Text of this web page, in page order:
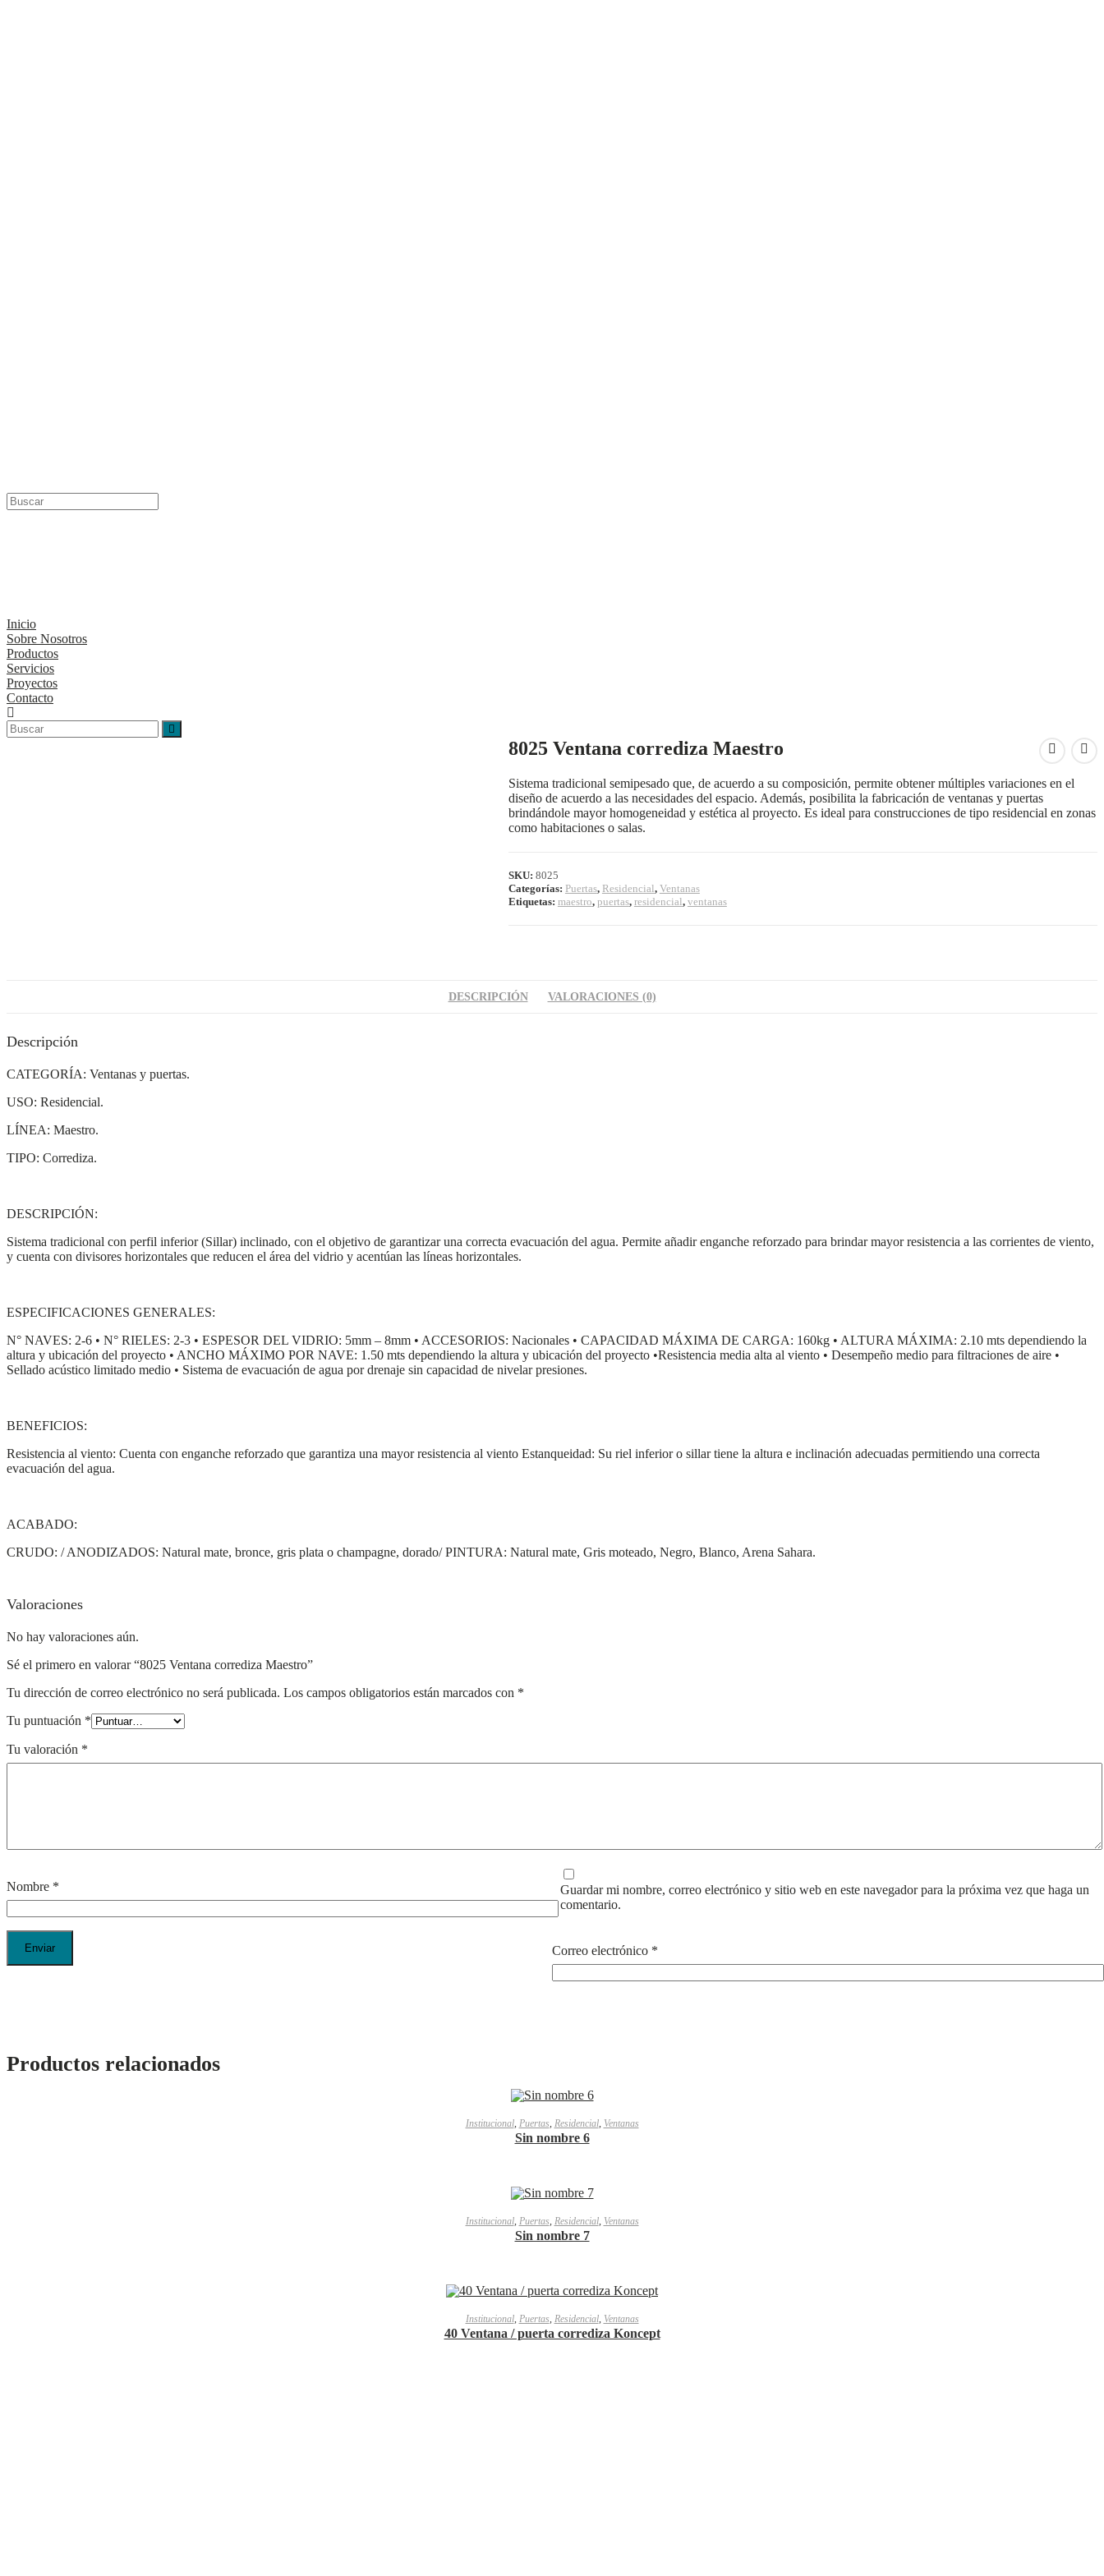
Inicio
Sobre Nosotros
Productos
Servicios
Proyectos
Contacto
8025 Ventana corrediza Maestro
Sistema tradicional semipesado que, de acuerdo a su composición, permite obtener múltiples variaciones en el
diseño de acuerdo a las necesidades del espacio. Además, posibilita la fabricación de ventanas y puertas
brindándole mayor homogeneidad y estética al proyecto. Es ideal para construcciones de tipo residencial en zonas
como habitaciones o salas.
SKU: 8025
Categorías: Puertas, Residencial, Ventanas
Etiquetas: maestro, puertas, residencial, ventanas
DESCRIPCIÓN VALORACIONES (0)
Descripción
CATEGORÍA: Ventanas y puertas.
USO: Residencial.
LÍNEA: Maestro.
TIPO: Corrediza.
DESCRIPCIÓN:
Sistema tradicional con perfil inferior (Sillar) inclinado, con el objetivo de garantizar una correcta evacuación del agua. Permite añadir enganche reforzado para brindar mayor resistencia a las corrientes de viento,
y cuenta con divisores horizontales que reducen el área del vidrio y acentúan las líneas horizontales.
ESPECIFICACIONES GENERALES:
N° NAVES: 2-6 • N° RIELES: 2-3 • ESPESOR DEL VIDRIO: 5mm – 8mm • ACCESORIOS: Nacionales • CAPACIDAD MÁXIMA DE CARGA: 160kg • ALTURA MÁXIMA: 2.10 mts dependiendo la
altura y ubicación del proyecto • ANCHO MÁXIMO POR NAVE: 1.50 mts dependiendo la altura y ubicación del proyecto •Resistencia media alta al viento • Desempeño medio para filtraciones de aire •
Sellado acústico limitado medio • Sistema de evacuación de agua por drenaje sin capacidad de nivelar presiones.
BENEFICIOS:
Resistencia al viento: Cuenta con enganche reforzado que garantiza una mayor resistencia al viento Estanqueidad: Su riel inferior o sillar tiene la altura e inclinación adecuadas permitiendo una correcta
evacuación del agua.
ACABADO:
CRUDO: / ANODIZADOS: Natural mate, bronce, gris plata o champagne, dorado/ PINTURA: Natural mate, Gris moteado, Negro, Blanco, Arena Sahara.
Valoraciones
No hay valoraciones aún.
Sé el primero en valorar “8025 Ventana corrediza Maestro”
Tu dirección de correo electrónico no será publicada. Los campos obligatorios están marcados con *
Tu puntuación *
Tu valoración *
Nombre *
Correo electrónico *
Guardar mi nombre, correo electrónico y sitio web en este navegador para la próxima vez que haga un
comentario.
Productos relacionados
LEER MÁS
Institucional, Puertas, Residencial, Ventanas
Sin nombre 6
LEER MÁS
Institucional, Puertas, Residencial, Ventanas
Sin nombre 7
LEER MÁS
Institucional, Puertas, Residencial, Ventanas
40 Ventana / puerta corrediza Koncept